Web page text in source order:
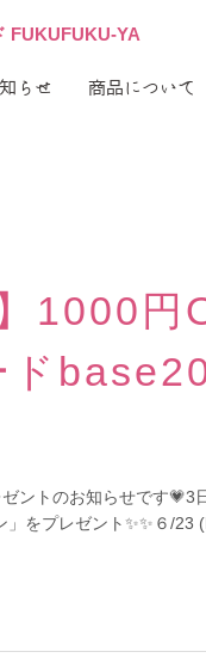
FUKUFUKU-YA
らせ 商品について
】1000
ド
ントのお知らせです
をプレゼント✨✨６/23